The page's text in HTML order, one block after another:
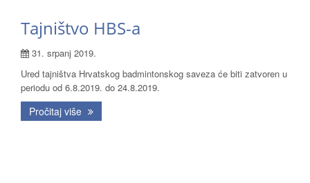
Tajništvo HBS-a
31. srpanj 2019.
Ured tajništva Hrvatskog badmintonskog saveza će biti zatvoren u
periodu od 6.8.2019. do 24.8.2019.
Pročitaj više